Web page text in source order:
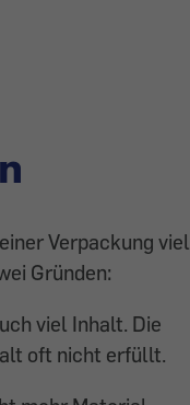
Verpackung viel
Gründen:
viel Inhalt. Die
oft nicht erfüllt.